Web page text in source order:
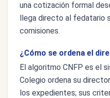
una cotización formal
llega directo al fedatario
comisiones.
¿Cómo se ordena el
El algoritmo CNFP es el
Colegio ordena su
los expedientes; sus